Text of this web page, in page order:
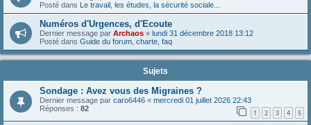
Posté dans Le travail, les études, la sécurité sociale...
Numéros d'Urgences, d'Ecoute
Dernier message par Archaos « lundi 31 décembre 2018 13:12
Posté dans Guide du forum, charte, faq
Sujets
Sondage : Avez vous des Migraines ?
Dernier message par caro6446 « mercredi 01 juillet 2026 22:43
Réponses : 82 1 2 3 4 5